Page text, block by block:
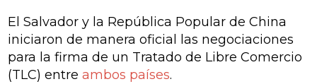
El Salvador y la República Popular de China
iniciaron de manera oficial las negociaciones
para la firma de un Tratado de Libre Comercio
(TLC) entreambos países.